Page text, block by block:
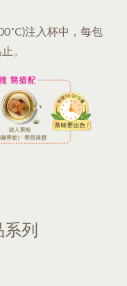
注入杯中，每包
。
列